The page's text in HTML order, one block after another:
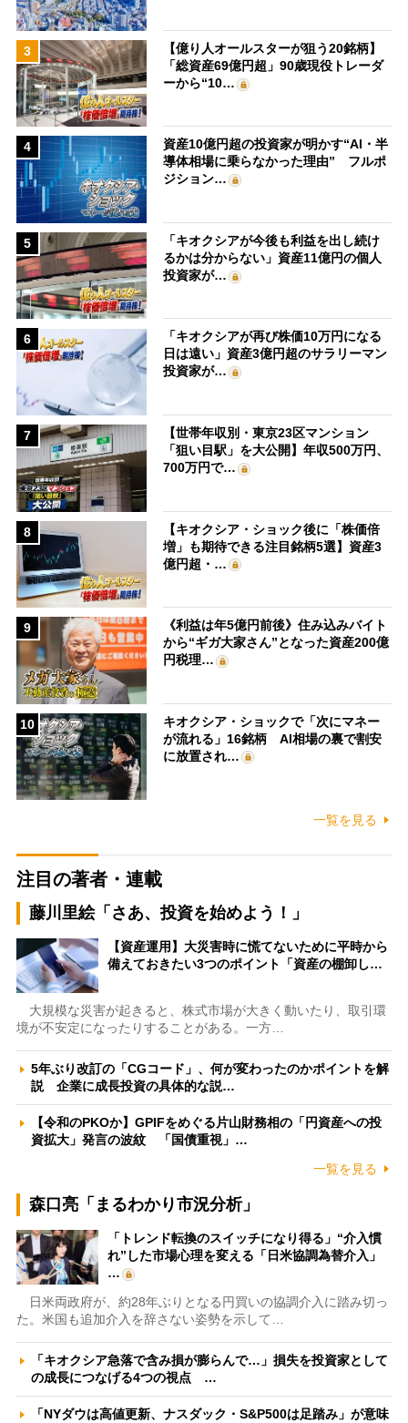
3
【億り人オールスターが狙う20銘柄】
「総資産69億円超」90歳現役トレーダ
ーから“10…
4
資産10億円超の投資家が明かす“AI・半
導体相場に乗らなかった理由” フルポ
ジション…
5
「キオクシアが今後も利益を出し続け
るかは分からない」資産11億円の個人
投資家が…
6
「キオクシアが再び株価10万円になる
日は遠い」資産3億円超のサラリーマン
投資家が…
7
【世帯年収別・東京23区マンション
「狙い目駅」を大公開】年収500万円、
700万円で…
8
【キオクシア・ショック後に「株価倍
増」も期待できる注目銘柄5選】資産3
億円超・…
9
《利益は年5億円前後》住み込みバイト
から“ギガ大家さん”となった資産200億
円税理…
10
キオクシア・ショックで「次にマネー
が流れる」16銘柄 AI相場の裏で割安
に放置され…
一覧を見る
注目の著者・連載
藤川里絵「さあ、投資を始めよう！」
【資産運用】大災害時に慌てないために平時から
備えておきたい3つのポイント「資産の棚卸し…
大規模な災害が起きると、株式市場が大きく動いたり、取引環
境が不安定になったりすることがある。一方…
5年ぶり改訂の「CGコード」、何が変わったのかポイントを解
説 企業に成長投資の具体的な説…
【令和のPKOか】GPIFをめぐる片山財務相の「円資産への投
資拡大」発言の波紋 「国債重視」…
一覧を見る
森口亮「まるわかり市況分析」
「トレンド転換のスイッチになり得る」“介入慣
れ”した市場心理を変える「日米協調為替介入」
…
日米両政府が、約28年ぶりとなる円買いの協調介入に踏み切っ
た。米国も追加介入を辞さない姿勢を示して…
「キオクシア急落で含み損が膨らんで…」損失を投資家として
の成長につなげる4つの視点 …
「NYダウは高値更新、ナスダック・S&P500は足踏み」が意味